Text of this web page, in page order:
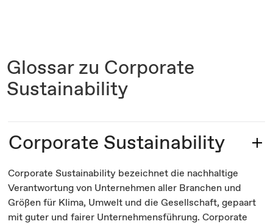
Glossar zu Corporate
Sustainability
Corporate Sustainability
Corporate Sustainability bezeichnet die nachhaltige
Verantwortung von Unternehmen aller Branchen und
Größen für Klima, Umwelt und die Gesellschaft, gepaart
mit guter und fairer Unternehmensführung. Corporate